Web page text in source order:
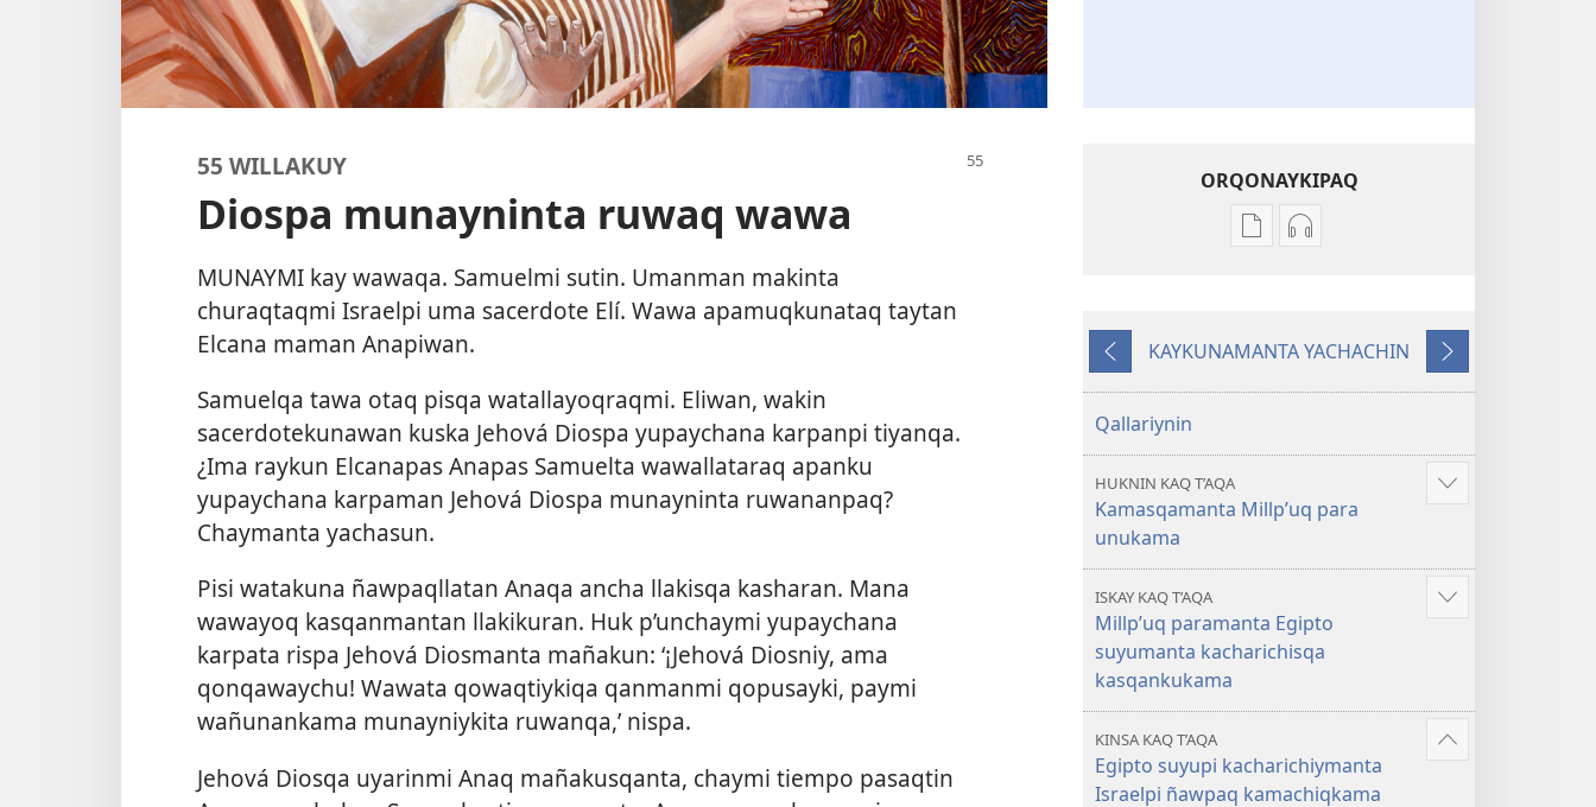
55 WILLAKUY
Diospa munayninta ruwaq wawa
MUNAYMI kay wawaqa. Samuelmi sutin. Umanman makinta
churaqtaqmi Israelpi uma sacerdote Elí. Wawa apamuqkunataq taytan
Elcana maman Anapiwan.
Samuelqa tawa otaq pisqa watallayoqraqmi. Eliwan, wakin
sacerdotekunawan kuska Jehová Diospa yupaychana karpanpi tiyanqa.
¿Ima raykun Elcanapas Anapas Samuelta wawallataraq apanku
yupaychana karpaman Jehová Diospa munayninta ruwananpaq?
Chaymanta yachasun.
Pisi watakuna ñawpaqllatan Anaqa ancha llakisqa kasharan. Mana
wawayoq kasqanmantan llakikuran. Huk p’unchaymi yupaychana
karpata rispa Jehová Diosmanta mañakun: ‘¡Jehová Diosniy, ama
qonqawaychu! Wawata qowaqtiykiqa qanmanmi qopusayki, paymi
wañunankama munayniykita ruwanqa,’ nispa.
Jehová Diosqa uyarinmi Anaq mañakusqanta, chaymi tiempo pasaqtin
ORQONAYKIPAQ
Kaypi
willakuq
Kaypin
Bibliamanta
Kutiy
KAYKUNAMANTA YACHACHIN
Qatimuq
Qallariynin
HUKNIN KAQ T’AQA
Kamasqamanta Millp’uq para
unukama
Mostrar
ISKAY KAQ T’AQA
Millp’uq paramanta Egipto
suyumanta kacharichisqa
kasqankukama
Mostrar
KINSA KAQ T’AQA
Egipto suyupi kacharichiymanta
Israelpi ñawpaq kamachiqkama
Mostrar